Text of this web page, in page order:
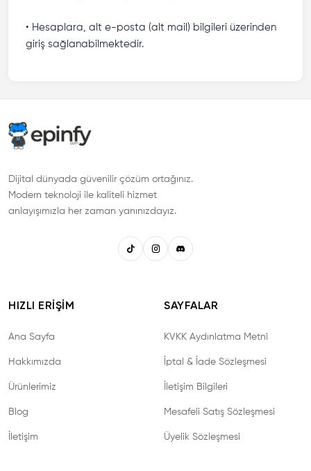
• Hesaplara, alt e-posta (alt mail) bilgileri üzerinden
giriş sağlanabilmektedir.
Dijital dünyada güvenilir çözüm ortağınız.
Modern teknoloji ile kaliteli hizmet
anlayışımızla her zaman yanınızdayız.
HIZLI ERIŞIM
Ana Sayfa
Hakkımızda
Ürünlerimiz
Blog
İletişim
SAYFALAR
KVKK Aydınlatma Metni
İptal & İade Sözleşmesi
İletişim Bilgileri
Mesafeli Satış Sözleşmesi
Üyelik Sözleşmesi